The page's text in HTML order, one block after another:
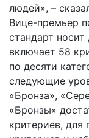
людей», –
Вице-премьер
стандарт
включает 58
по десяти
следующие
«Бронза»,
«Бронзы»
критериев, для